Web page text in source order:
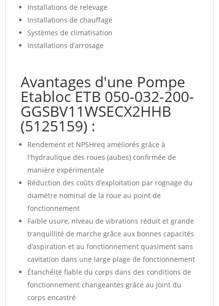
Installations de relevage
Installations de chauffage
Systèmes de climatisation
Installations d’arrosage
Avantages d'une Pompe
Etabloc ETB 050-032-200-
GGSBV11WSECX2HHB
(5125159) :
Rendement et NPSHreq améliorés grâce à
l'hydraulique des roues (aubes) confirmée de
manière expérimentale
Réduction des coûts d’exploitation par rognage du
diamètre nominal de la roue au point de
fonctionnement
Faible usure, niveau de vibrations réduit et grande
tranquillité de marche grâce aux bonnes capacités
d’aspiration et au fonctionnement quasiment sans
cavitation dans une large plage de fonctionnement
Étanchéité fiable du corps dans des conditions de
fonctionnement changeantes grâce au joint du
corps encastré